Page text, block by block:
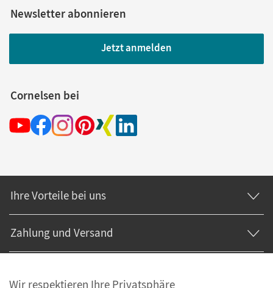
Newsletter abonnieren
Jetzt anmelden
Cornelsen bei
Ihre Vorteile bei uns
Zahlung und Versand
Wir respektieren Ihre Privatsphäre